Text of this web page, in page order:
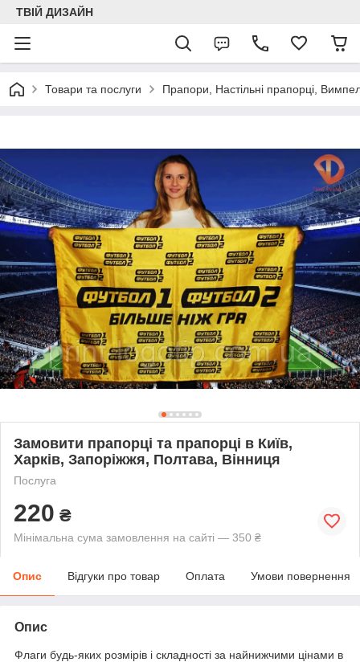
ТВІЙ ДИЗАЙН
Товари та послуги Прапори, Настільні прапорці,
Замовити прапорці та прапорці в Київ,
Харків, Запоріжжя, Полтава, Вінниця
Послуга
220 ₴
Мінімальна сума замовлення на сайті — 350 ₴
Опис Відгуки про товар Оплата Умови повернення
Опис
Флаги будь-яких розмірів і складності за найнижчими цінами в